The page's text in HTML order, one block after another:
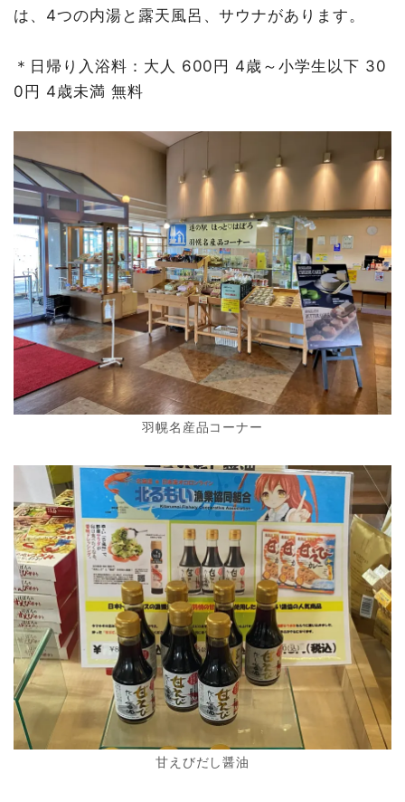
は、4つの内湯と露天風呂、サウナがあります。
＊日帰り入浴料：大人 600円 4歳～小学生以下 30
0円 4歳未満 無料
羽幌名産品コーナー
甘えびだし醤油